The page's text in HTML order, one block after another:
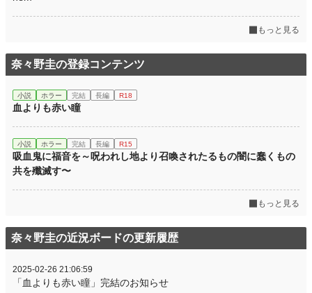
もっと見る
奈々野圭の登録コンテンツ
小説 ホラー 完結 長編 R18
血よりも赤い瞳
小説 ホラー 完結 長編 R15
吸血鬼に福音を～呪われし地より召喚されたるもの闇に蠢くもの
共を殲滅す〜
もっと見る
奈々野圭の近況ボードの更新履歴
2025-02-26 21:06:59
「血よりも赤い瞳」完結のお知らせ